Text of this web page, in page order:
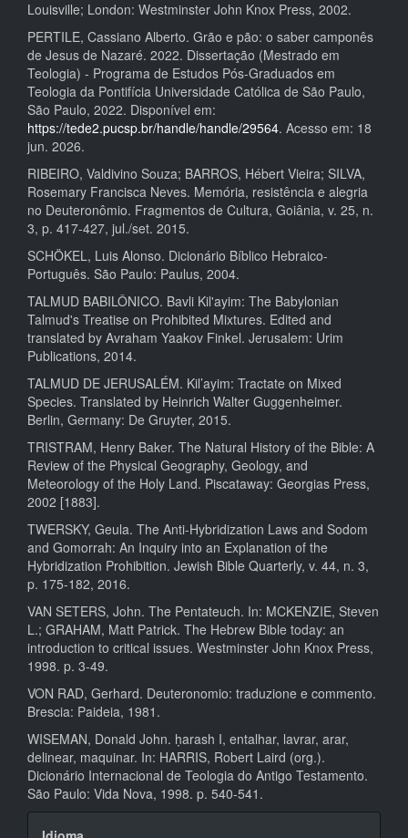
Louisville; London: Westminster John Knox Press, 2002.
PERTILE, Cassiano Alberto. Grão e pão: o saber camponês
de Jesus de Nazaré. 2022. Dissertação (Mestrado em
Teologia) - Programa de Estudos Pós-Graduados em
Teologia da Pontifícia Universidade Católica de São Paulo,
São Paulo, 2022. Disponível em:
https://tede2.pucsp.br/handle/handle/29564. Acesso em: 18
jun. 2026.
RIBEIRO, Valdivino Souza; BARROS, Hébert Vieira; SILVA,
Rosemary Francisca Neves. Memória, resistência e alegria
no Deuteronômio. Fragmentos de Cultura, Goiânia, v. 25, n.
3, p. 417-427, jul./set. 2015.
SCHÖKEL, Luis Alonso. Dicionário Bíblico Hebraico-
Português. São Paulo: Paulus, 2004.
TALMUD BABILÔNICO. Bavli Kil'ayim: The Babylonian
Talmud's Treatise on Prohibited Mixtures. Edited and
translated by Avraham Yaakov Finkel. Jerusalem: Urim
Publications, 2014.
TALMUD DE JERUSALÉM. Kil’ayim: Tractate on Mixed
Species. Translated by Heinrich Walter Guggenheimer.
Berlin, Germany: De Gruyter, 2015.
TRISTRAM, Henry Baker. The Natural History of the Bible: A
Review of the Physical Geography, Geology, and
Meteorology of the Holy Land. Piscataway: Georgias Press,
2002 [1883].
TWERSKY, Geula. The Anti-Hybridization Laws and Sodom
and Gomorrah: An Inquiry into an Explanation of the
Hybridization Prohibition. Jewish Bible Quarterly, v. 44, n. 3,
p. 175-182, 2016.
VAN SETERS, John. The Pentateuch. In: MCKENZIE, Steven
L.; GRAHAM, Matt Patrick. The Hebrew Bible today: an
introduction to critical issues. Westminster John Knox Press,
1998. p. 3-49.
VON RAD, Gerhard. Deuteronomio: traduzione e commento.
Brescia: Paideia, 1981.
WISEMAN, Donald John. ḥarash I, entalhar, lavrar, arar,
delinear, maquinar. In: HARRIS, Robert Laird (org.).
Dicionário Internacional de Teologia do Antigo Testamento.
São Paulo: Vida Nova, 1998. p. 540-541.